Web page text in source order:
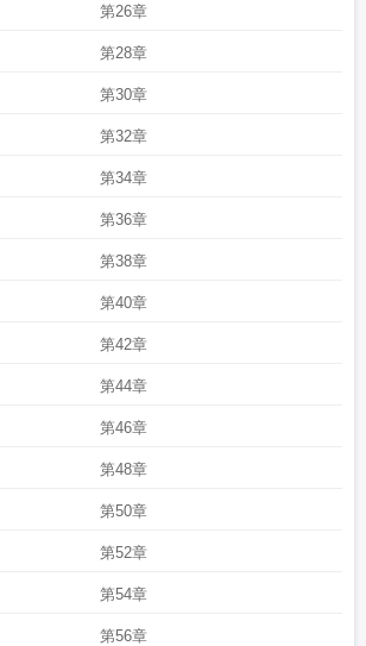
第26章
第28章
第30章
第32章
第34章
第36章
第38章
第40章
第42章
第44章
第46章
第48章
第50章
第52章
第54章
第56章